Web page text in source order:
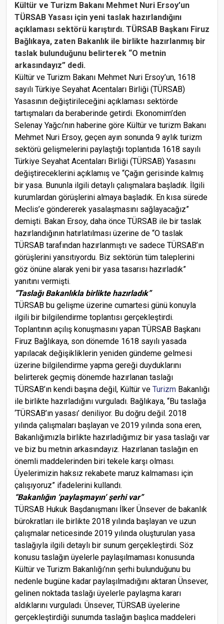
Kültür ve Turizm Bakanı Mehmet Nuri Ersoy’un
TÜRSAB Yasası için yeni taslak hazırlandığını
açıklaması sektörü karıştırdı. TÜRSAB Başkanı Firuz
Bağlıkaya, zaten Bakanlık ile birlikte hazırlanmış bir
taslak bulunduğunu belirterek “O metnin
arkasındayız” dedi.
Kültür ve Turizm Bakanı Mehmet Nuri Ersoy’un, 1618
sayılı Türkiye Seyahat Acentaları Birliği (TÜRSAB)
Yasasının değiştirileceğini açıklaması sektörde
tartışmaları da beraberinde getirdi. Ekonomim’den
Selenay Yağcı’nın haberine göre Kültür ve turizm Bakanı
Mehmet Nuri Ersoy, geçen ayın sonunda 9 aylık turizm
sektörü gelişmelerini paylaştığı toplantıda 1618 sayılı
Türkiye Seyahat Acentaları Birliği (TÜRSAB) Yasasını
değiştireceklerini açıklamış ve “Çağın gerisinde kalmış
bir yasa. Bununla ilgili detaylı çalışmalara başladık. İlgili
kurumlardan görüşlerini almaya başladık. En kısa sürede
Meclis’e göndererek yasalaşmasını sağlayacağız”
demişti. Bakan Ersoy, daha önce TÜRSAB ile bir taslak
hazırlandığının hatırlatılması üzerine de “O taslak
TÜRSAB tarafından hazırlanmıştı ve sadece TÜRSAB’ın
görüşlerini yansıtıyordu. Biz sektörün tüm taleplerini
göz önüne alarak yeni bir yasa tasarısı hazırladık”
yanıtını vermişti.
“Taslağı Bakanlıkla birlikte hazırladık”
TÜRSAB bu gelişme üzerine cumartesi günü konuyla
ilgili bir bilgilendirme toplantısı gerçekleştirdi.
Toplantının açılış konuşmasını yapan TÜRSAB Başkanı
Firuz Bağlıkaya, son dönemde 1618 sayılı yasada
yapılacak değişikliklerin yeniden gündeme gelmesi
üzerine bilgilendirme yapma gereği duyduklarını
belirterek geçmiş dönemde hazırlanan taslağı
TÜRSAB’ın kendi başına değil, Kültür ve Turizm Bakanlığı
ile birlikte hazırladığını vurguladı. Bağlıkaya, “Bu taslağa
‘TÜRSAB’ın yasası’ deniliyor. Bu doğru değil. 2018
yılında çalışmaları başlayan ve 2019 yılında sona eren,
Bakanlığımızla birlikte hazırladığımız bir yasa taslağı var
ve biz bu metnin arkasındayız. Hazırlanan taslağın en
önemli maddelerinden biri tekele karşı olması.
Üyelerimizin haksız rekabete maruz kalmaması için
çalışıyoruz” ifadelerini kullandı.
“Bakanlığın ‘paylaşmayın’ şerhi var”
TÜRSAB Hukuk Başdanışmanı İlker Ünsever de bakanlık
bürokratları ile birlikte 2018 yılında başlayan ve uzun
çalışmalar neticesinde 2019 yılında oluşturulan yasa
taslağıyla ilgili detaylı bir sunum gerçekleştirdi. Söz
konusu taslağın üyelerle paylaşılmaması konusunda
Kültür ve Turizm Bakanlığı’nın şerhi bulunduğunu bu
nedenle bugüne kadar paylaşılmadığını aktaran Ünsever,
gelinen noktada taslağı üyelerle paylaşma kararı
aldıklarını vurguladı. Ünsever, TÜRSAB üyelerine
gerçekleştirdiği sunumda taslağın başlıca maddeleri